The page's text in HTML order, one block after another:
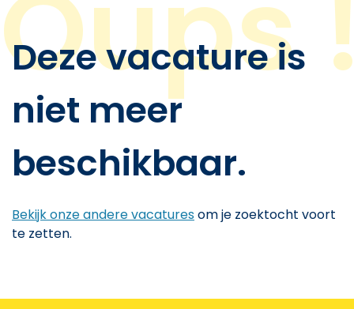
Deze vacature is
niet meer
beschikbaar.
Bekijk onze andere vacaturesom je zoektocht voort
te zetten.